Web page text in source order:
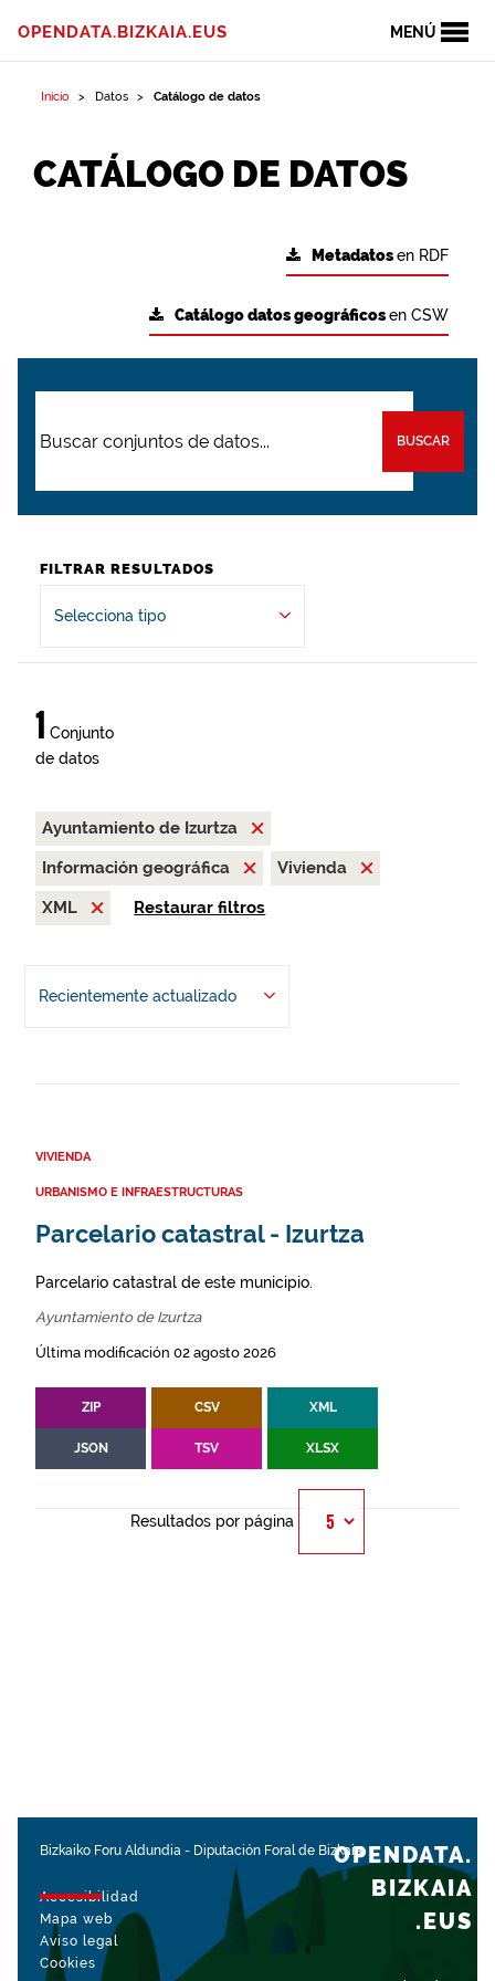
MENÚ
OPENDATA.BIZKAIA.EUS
Inicio Datos Catálogo de datos
CATÁLOGO DE DATOS
Metadatosen RDF
Catálogo datos geográficosen CSW
BUSCAR
FILTRAR RESULTADOS
Selecciona tipo
1 Conjunto
de datos
Ayuntamiento de Izurtza
Información geográfica
Vivienda
XML
Restaurar filtros
Recientemente actualizado
VIVIENDA
URBANISMO E INFRAESTRUCTURAS
Parcelario catastral - Izurtza
Parcelario catastral de este municipio.
Ayuntamiento de Izurtza
Última modificación 02 agosto 2026
ZIP CSV XML
JSON TSV XLSX
Resultados por página
Bizkaiko Foru Aldundia - Diputación Foral de Bizkaia
Accesibilidad
Mapa web
Aviso legal
Cookies
OPENDATA.
BIZKAIA
.EUS